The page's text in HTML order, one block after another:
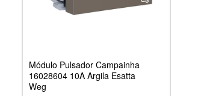
Módulo Pulsador Campainha
16028604 10A Argila Esatta
Weg